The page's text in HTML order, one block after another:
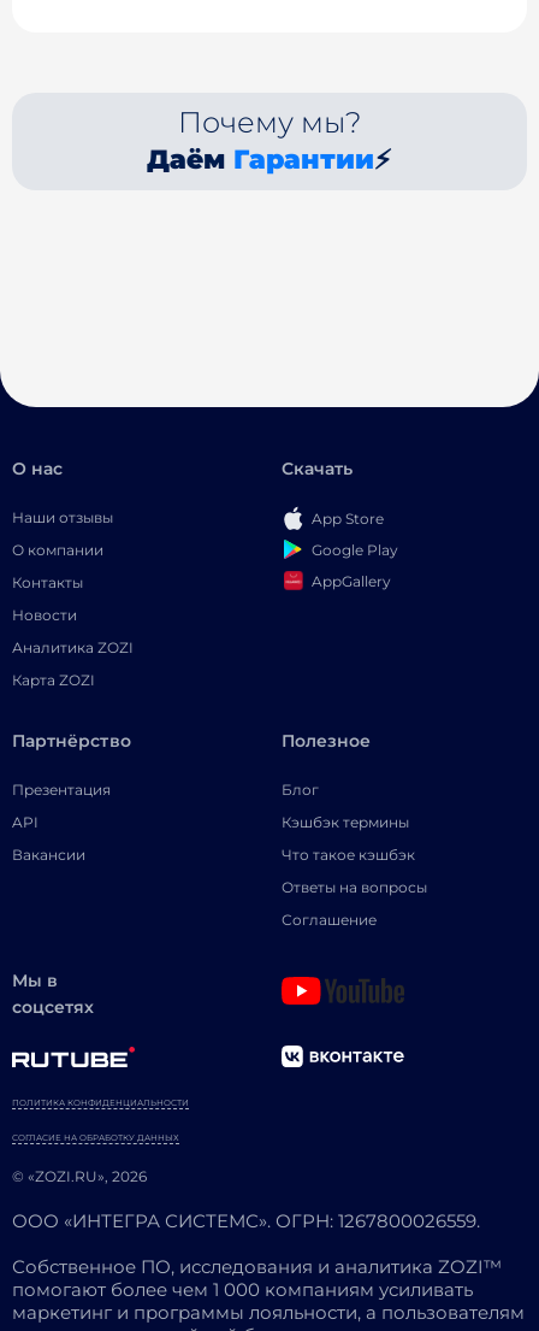
Почему мы?
Даём Гарантии⚡
О нас
Наши отзывы
О компании
Контакты
Новости
Аналитика ZOZI
Карта ZOZI
Скачать
App Store
Google Play
AppGallery
Партнёрство
Презентация
API
Вакансии
Полезное
Блог
Кэшбэк термины
Что такое кэшбэк
Ответы на вопросы
Соглашение
Мы в
соцсетях
© «ZOZI.RU», 2026
ПОЛИТИКА КОНФИДЕНЦИАЛЬНОСТИ
СОГЛАСИЕ НА ОБРАБОТКУ ДАННЫХ
ООО «ИНТЕГРА СИСТЕМС». ОГРН: 1267800026559.
Собственное ПО, исследования и аналитика ZOZI™
помогают более чем 1 000 компаниям усиливать
маркетинг и программы лояльности, а пользователям